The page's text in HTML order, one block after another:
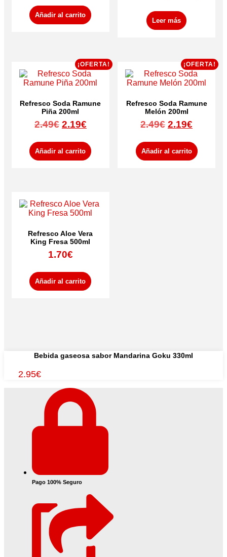
Añadir al carrito
original
era:
Leer más
¡OFERTA!
Refresco Soda Ramune
Piña 200ml
2.49€ El
original
2.19€El
actual
es:
Añadir al carrito
¡OFERTA!
Refresco Soda Ramune
Melón 200ml
2.49€ El
original
2.19€
actual
es:
Añadir al carrito
Refresco Aloe Vera
King Fresa 500ml
1.70€
Añadir al carrito
Bebida gaseosa sabor Mandarina Goku 330ml
2.95€
Pago 100% Seguro